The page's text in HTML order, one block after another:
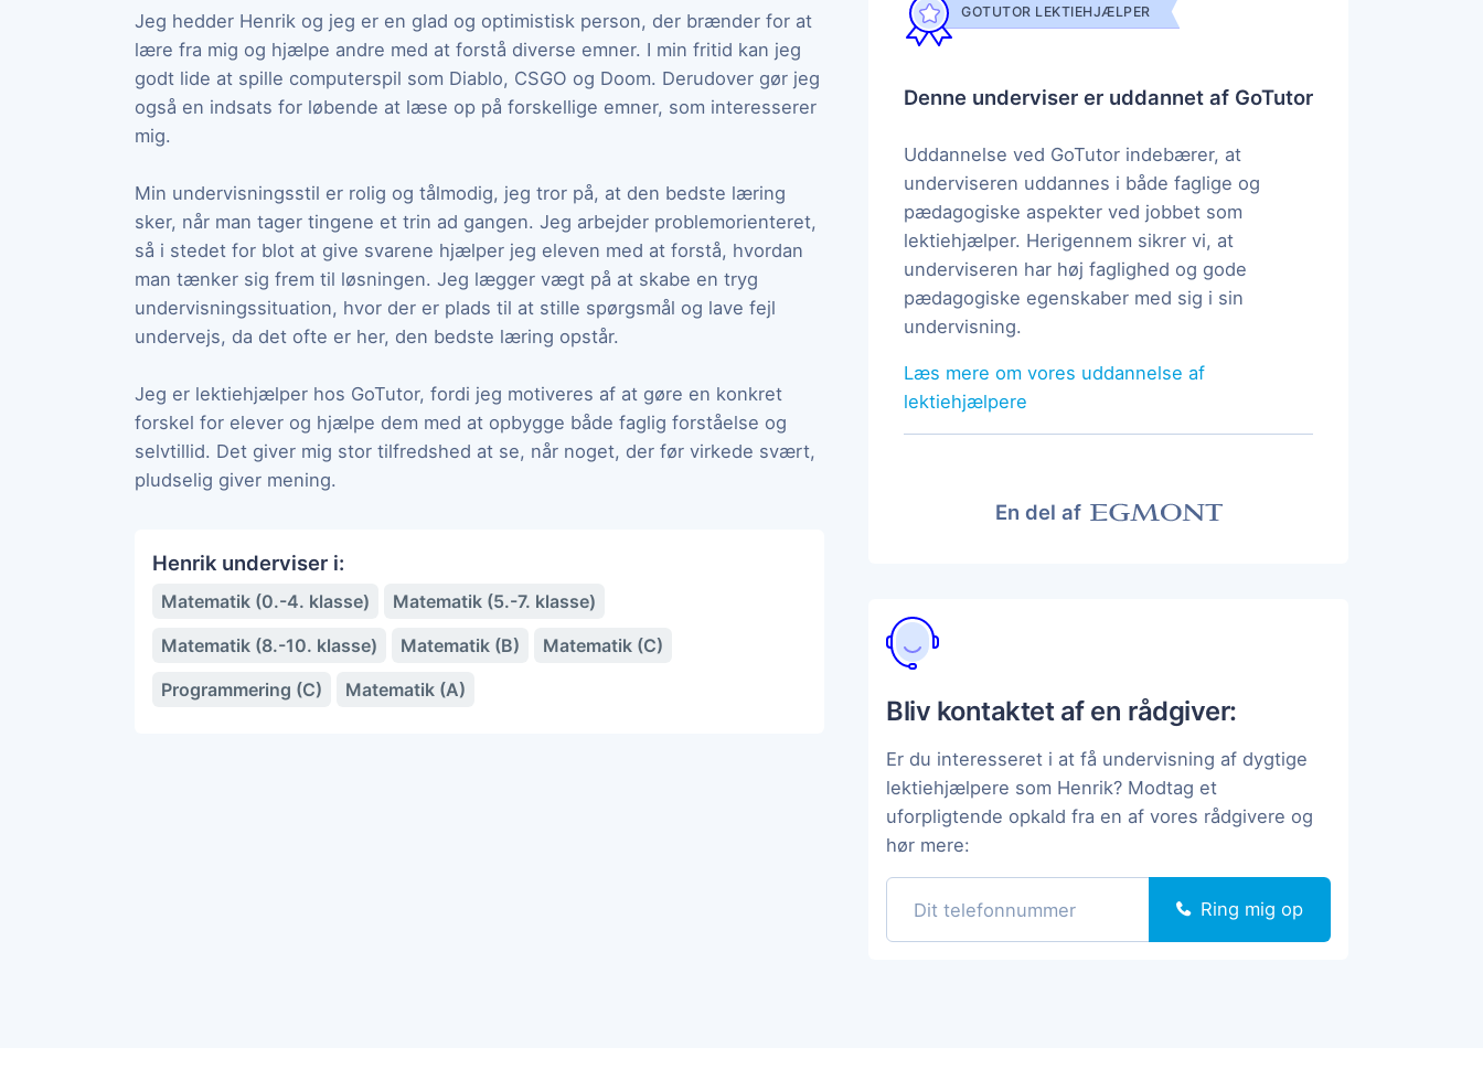
Jeg hedder Henrik og jeg er en glad og optimistisk person, der brænder for at
lære fra mig og hjælpe andre med at forstå diverse emner. I min fritid kan jeg
godt lide at spille computerspil som Diablo, CSGO og Doom. Derudover gør jeg
også en indsats for løbende at læse op på forskellige emner, som interesserer
mig.
Min undervisningsstil er rolig og tålmodig, jeg tror på, at den bedste læring
sker, når man tager tingene et trin ad gangen. Jeg arbejder problemorienteret,
så i stedet for blot at give svarene hjælper jeg eleven med at forstå, hvordan
man tænker sig frem til løsningen. Jeg lægger vægt på at skabe en tryg
undervisningssituation, hvor der er plads til at stille spørgsmål og lave fejl
undervejs, da det ofte er her, den bedste læring opstår.
Jeg er lektiehjælper hos GoTutor, fordi jeg motiveres af at gøre en konkret
forskel for elever og hjælpe dem med at opbygge både faglig forståelse og
selvtillid. Det giver mig stor tilfredshed at se, når noget, der før virkede svært,
pludselig giver mening.
Henrik underviser i:
Matematik (0.-4. klasse)
Matematik (5.-7. klasse)
Matematik (8.-10. klasse)
Matematik (B)
Matematik (C)
Programmering (C)
Matematik (A)
GOTUTOR LEKTIEHJÆLPER
Denne underviser er uddannet af GoTutor
Uddannelse ved GoTutor indebærer, at
underviseren uddannes i både faglige og
pædagogiske aspekter ved jobbet som
lektiehjælper. Herigennem sikrer vi, at
underviseren har høj faglighed og gode
pædagogiske egenskaber med sig i sin
undervisning.
Læs mere om vores uddannelse af
lektiehjælpere
En del af
Bliv kontaktet af en rådgiver:
Er du interesseret i at få undervisning af dygtige
lektiehjælpere som Henrik? Modtag et
uforpligtende opkald fra en af vores rådgivere og
hør mere:
Ring mig op